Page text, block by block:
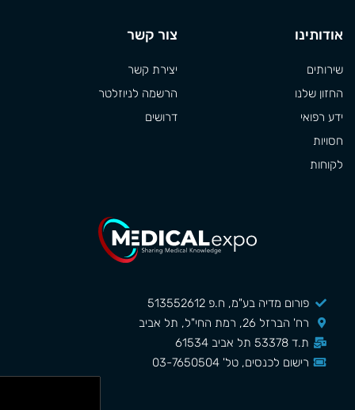
פורום מדיה בע"מ, ח.פ 513552612
רח' הברזל 26, רמת החי"ל, תל אביב
ת.ד 53378 תל אביב 61534
רישום לכנסים, טל' 03-7650504
אודותינו
שירותים
החזון שלנו
ידע רפואי
חסויות
לקוחות
צור קשר
יצירת קשר
הרשמה לניוזלטר
דרושים